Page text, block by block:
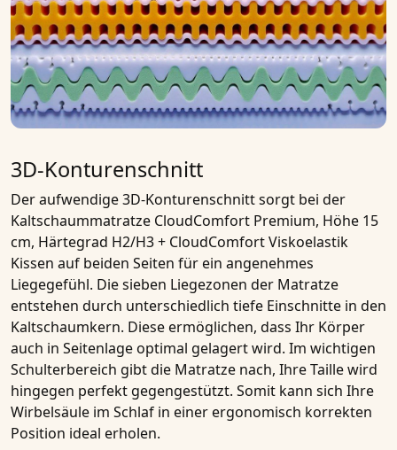
3D-Konturenschnitt
Der aufwendige 3D-Konturenschnitt sorgt bei der
Kaltschaummatratze CloudComfort Premium, Höhe 15
cm, Härtegrad H2/H3 + CloudComfort Viskoelastik
Kissen auf beiden Seiten für ein angenehmes
Liegegefühl. Die sieben Liegezonen der Matratze
entstehen durch unterschiedlich tiefe Einschnitte in den
Kaltschaumkern. Diese ermöglichen, dass Ihr Körper
auch in Seitenlage optimal gelagert wird. Im wichtigen
Schulterbereich gibt die Matratze nach, Ihre Taille wird
hingegen perfekt gegengestützt. Somit kann sich Ihre
Wirbelsäule im Schlaf in einer ergonomisch korrekten
Position ideal erholen.